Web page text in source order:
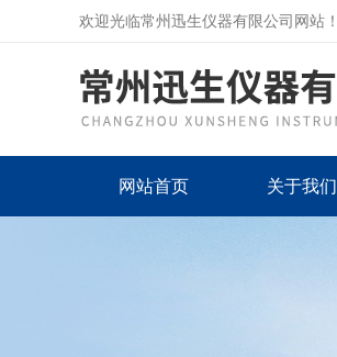
欢迎光临常州迅生仪器有限公司网站！
网站首页 关于我们